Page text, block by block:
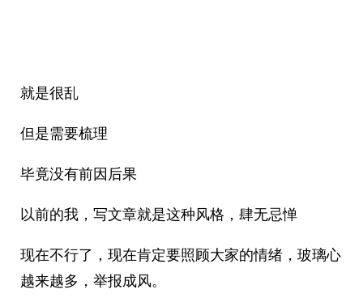
就是很乱
但是需要梳理
毕竟没有前因后果
以前的我，写文章就是这种风格，肆无忌惮
现在不行了，现在肯定要照顾大家的情绪，玻璃心
越来越多，举报成风。